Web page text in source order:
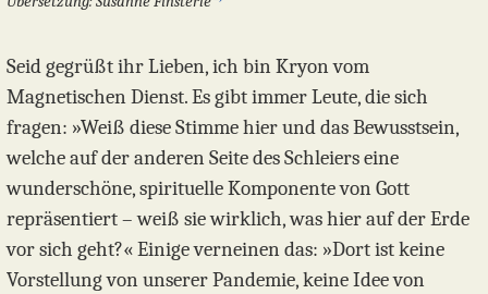
Seid gegrüßt ihr Lieben, ich bin Kryon vom
Magnetischen Dienst. Es gibt immer Leute, die sich
fragen: »Weiß diese Stimme hier und das Bewusstsein,
welche auf der anderen Seite des Schleiers eine
wunderschöne, spirituelle Komponente von Gott
repräsentiert – weiß sie wirklich, was hier auf der Erde
vor sich geht?« Einige verneinen das: »Dort ist keine
Vorstellung von unserer Pandemie, keine Idee von